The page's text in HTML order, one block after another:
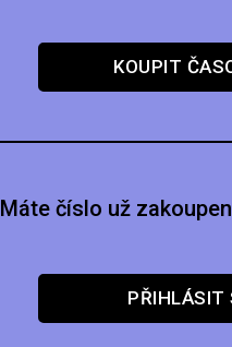
KOUPIT
Máte číslo už
PŘIHLÁSIT